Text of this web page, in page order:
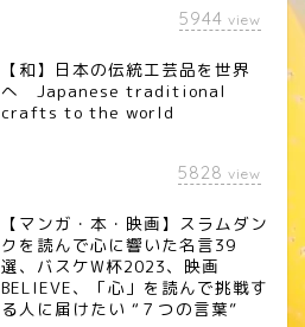
5944 view
【和】日本の伝統工芸品を世界
へ Japanese traditional
crafts to the world
5828 view
【マンガ・本・映画】スラムダン
クを読んで心に響いた名言39
選、バスケW杯2023、映画
BELIEVE、「心」を読んで挑戦す
る人に届けたい “７つの言葉”